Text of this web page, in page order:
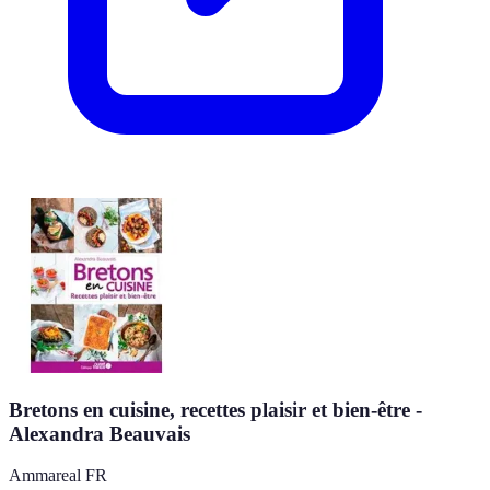
Bretons en cuisine, recettes plaisir et bien-être -
Alexandra Beauvais
Ammareal FR